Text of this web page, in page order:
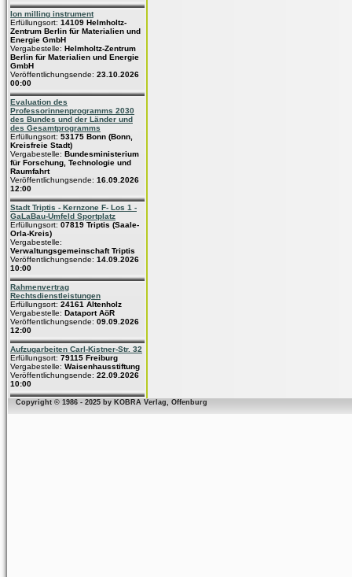
Ion milling instrument
Erfüllungsort: 14109 Helmholtz-
Zentrum Berlin für Materialien und
Energie GmbH
Vergabestelle: Helmholtz-Zentrum
Berlin für Materialien und Energie
GmbH
Veröffentlichungsende: 23.10.2026
00:00
Evaluation des
Professorinnenprogramms 2030
des Bundes und der Länder und
des Gesamtprogramms
Erfüllungsort: 53175 Bonn (Bonn,
Kreisfreie Stadt)
Vergabestelle: Bundesministerium
für Forschung, Technologie und
Raumfahrt
Veröffentlichungsende: 16.09.2026
12:00
Stadt Triptis - Kernzone F- Los 1 -
GaLaBau-Umfeld Sportplatz
Erfüllungsort: 07819 Triptis (Saale-
Orla-Kreis)
Vergabestelle:
Verwaltungsgemeinschaft Triptis
Veröffentlichungsende: 14.09.2026
10:00
Rahmenvertrag
Rechtsdienstleistungen
Erfüllungsort: 24161 Altenholz
Vergabestelle: Dataport AöR
Veröffentlichungsende: 09.09.2026
12:00
Aufzugarbeiten Carl-Kistner-Str. 32
Erfüllungsort: 79115 Freiburg
Vergabestelle: Waisenhausstiftung
Veröffentlichungsende: 22.09.2026
10:00
Copyright © 1986 - 2025 by KOBRA Verlag, Offenburg